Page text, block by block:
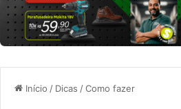
Início / Dicas /Como fazer